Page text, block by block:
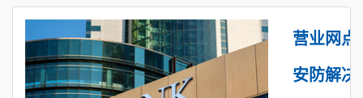
营业网点
安防解决